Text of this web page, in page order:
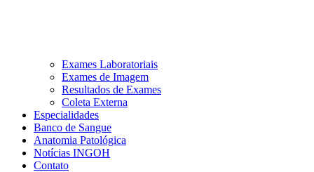
Exames Laboratoriais
Exames de Imagem
Resultados de Exames
Coleta Externa
Especialidades
Banco de Sangue
Anatomia Patológica
Notícias INGOH
Contato